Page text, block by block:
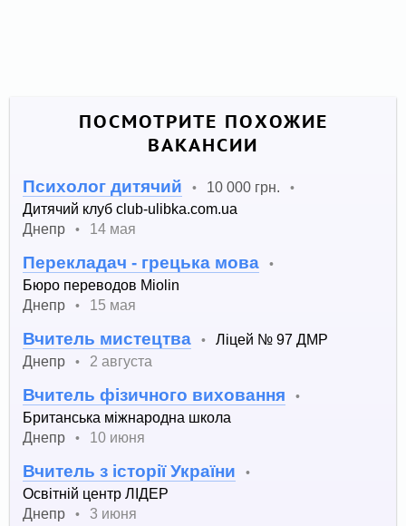
ПОСМОТРИТЕ ПОХОЖИЕ
ВАКАНСИИ
Психолог дитячий • 10 000 грн. •
Дитячий клуб club-ulibka.com.ua
Днепр
• 14 мая
Перекладач - грецька мова •
Бюро переводов Miolin
Днепр
• 15 мая
Вчитель мистецтва •
Ліцей № 97 ДМР
Днепр
• 2 августа
Вчитель фізичного виховання •
Британська міжнародна школа
Днепр
• 10 июня
Вчитель з історії України •
Освітній центр ЛІДЕР
Днепр
•
3 июня